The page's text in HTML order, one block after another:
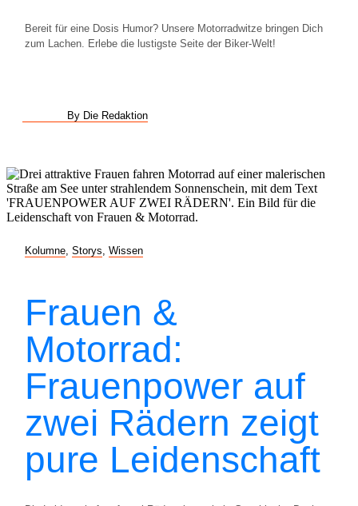
Bereit für eine Dosis Humor? Unsere Motorradwitze bringen Dich
zum Lachen. Erlebe die lustigste Seite der Biker-Welt!
By Die Redaktion
Kolumne Storys Wissen
Frauen &
Motorrad:
Frauenpower auf
zwei Rädern zeigt
pure Leidenschaft